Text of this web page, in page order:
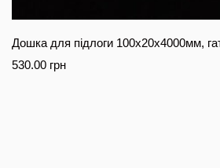
Дошка для підлоги 100х20х4000мм,
530.00 грн